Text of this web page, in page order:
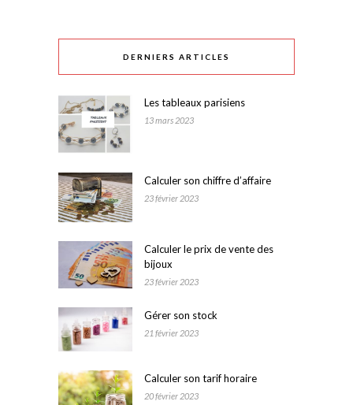
DERNIERS ARTICLES
Les tableaux parisiens
13 mars 2023
Calculer son chiffre d’affaire
23 février 2023
Calculer le prix de vente des
bijoux
23 février 2023
Gérer son stock
21 février 2023
Calculer son tarif horaire
20 février 2023